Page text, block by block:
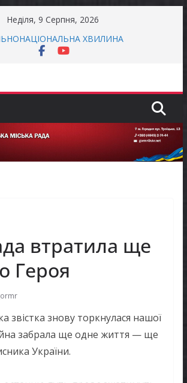
Неділя, 9 Серпня, 2026
небо Чернігівщини!
ХВИЛИНА
проводить опитування щодо
права осіб з інвалідністю на працю
втратила ще
Героя
звістка знову торкнулася нашої
забрала ще одне життя — ще
України.